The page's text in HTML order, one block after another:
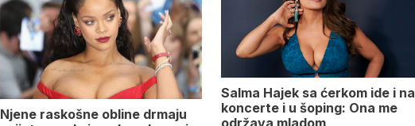
Njene raskošne obline drmaju
Salma Hajek sa ćerkom ide i na
koncerte i u šoping: Ona me